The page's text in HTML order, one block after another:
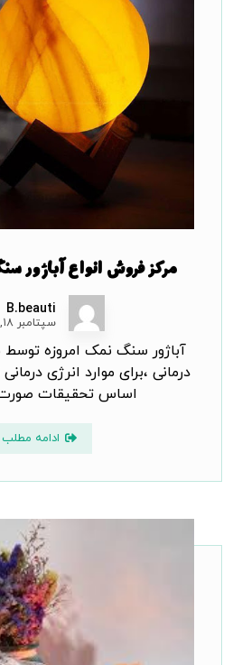
مرکز فروش انواع آباژور
B.beauti
سپتامبر ۱۸, ۲۰۲۱
آباژور سنگ نمک امروزه
درمانی ،برای موارد انرژی
اساس تحقیقات صورت
ادامه مطلب